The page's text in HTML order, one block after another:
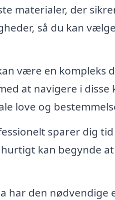
materialer, der
så du kan
være en kompleks
at navigere i disse
love og
sparer dig
kan begynde
har den nødvendige